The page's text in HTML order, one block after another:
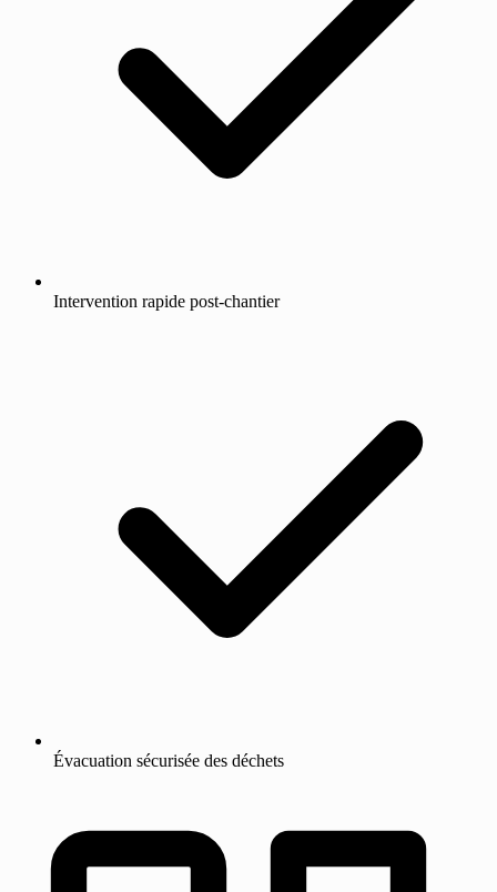
Intervention rapide post-chantier
Évacuation sécurisée des déchets